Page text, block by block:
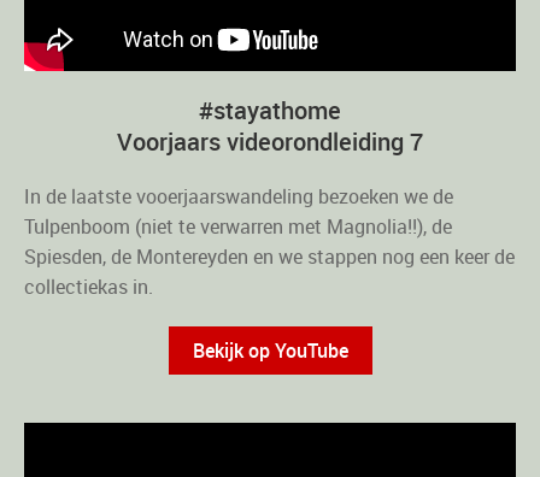
#stayathome
Voorjaars videorondleiding 7
In de laatste vooerjaarswandeling bezoeken we de
Tulpenboom (niet te verwarren met Magnolia!!), de
Spiesden, de Montereyden en we stappen nog een keer de
collectiekas in.
Bekijk op YouTube